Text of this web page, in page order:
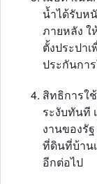
น้ำได้รับห
ภายหลัง ใ
ตั้งประปา
ประกันกา
สิทธิการใ
ระงับทันที
งานของรั
ที่ดินที่บ้าน
อีกต่อไป